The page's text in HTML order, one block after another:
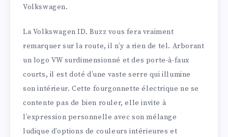
Volkswagen.
La Volkswagen ID. Buzz vous fera vraiment
remarquer sur la route, il n’y a rien de tel. Arborant
un logo VW surdimensionné et des porte-à-faux
courts, il est doté d’une vaste serre qui illumine
son intérieur. Cette fourgonnette électrique ne se
contente pas de bien rouler, elle invite à
l’expression personnelle avec son mélange
ludique d’options de couleurs intérieures et